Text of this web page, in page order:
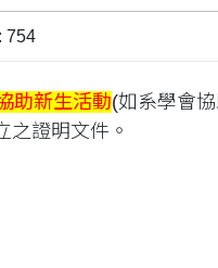
754
助新生活動(如系學會
之證明文件。